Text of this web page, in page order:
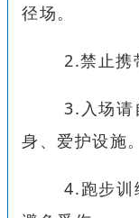
径场。
2.禁止携
3.入场请
身、爱护设施。
4.跑步训